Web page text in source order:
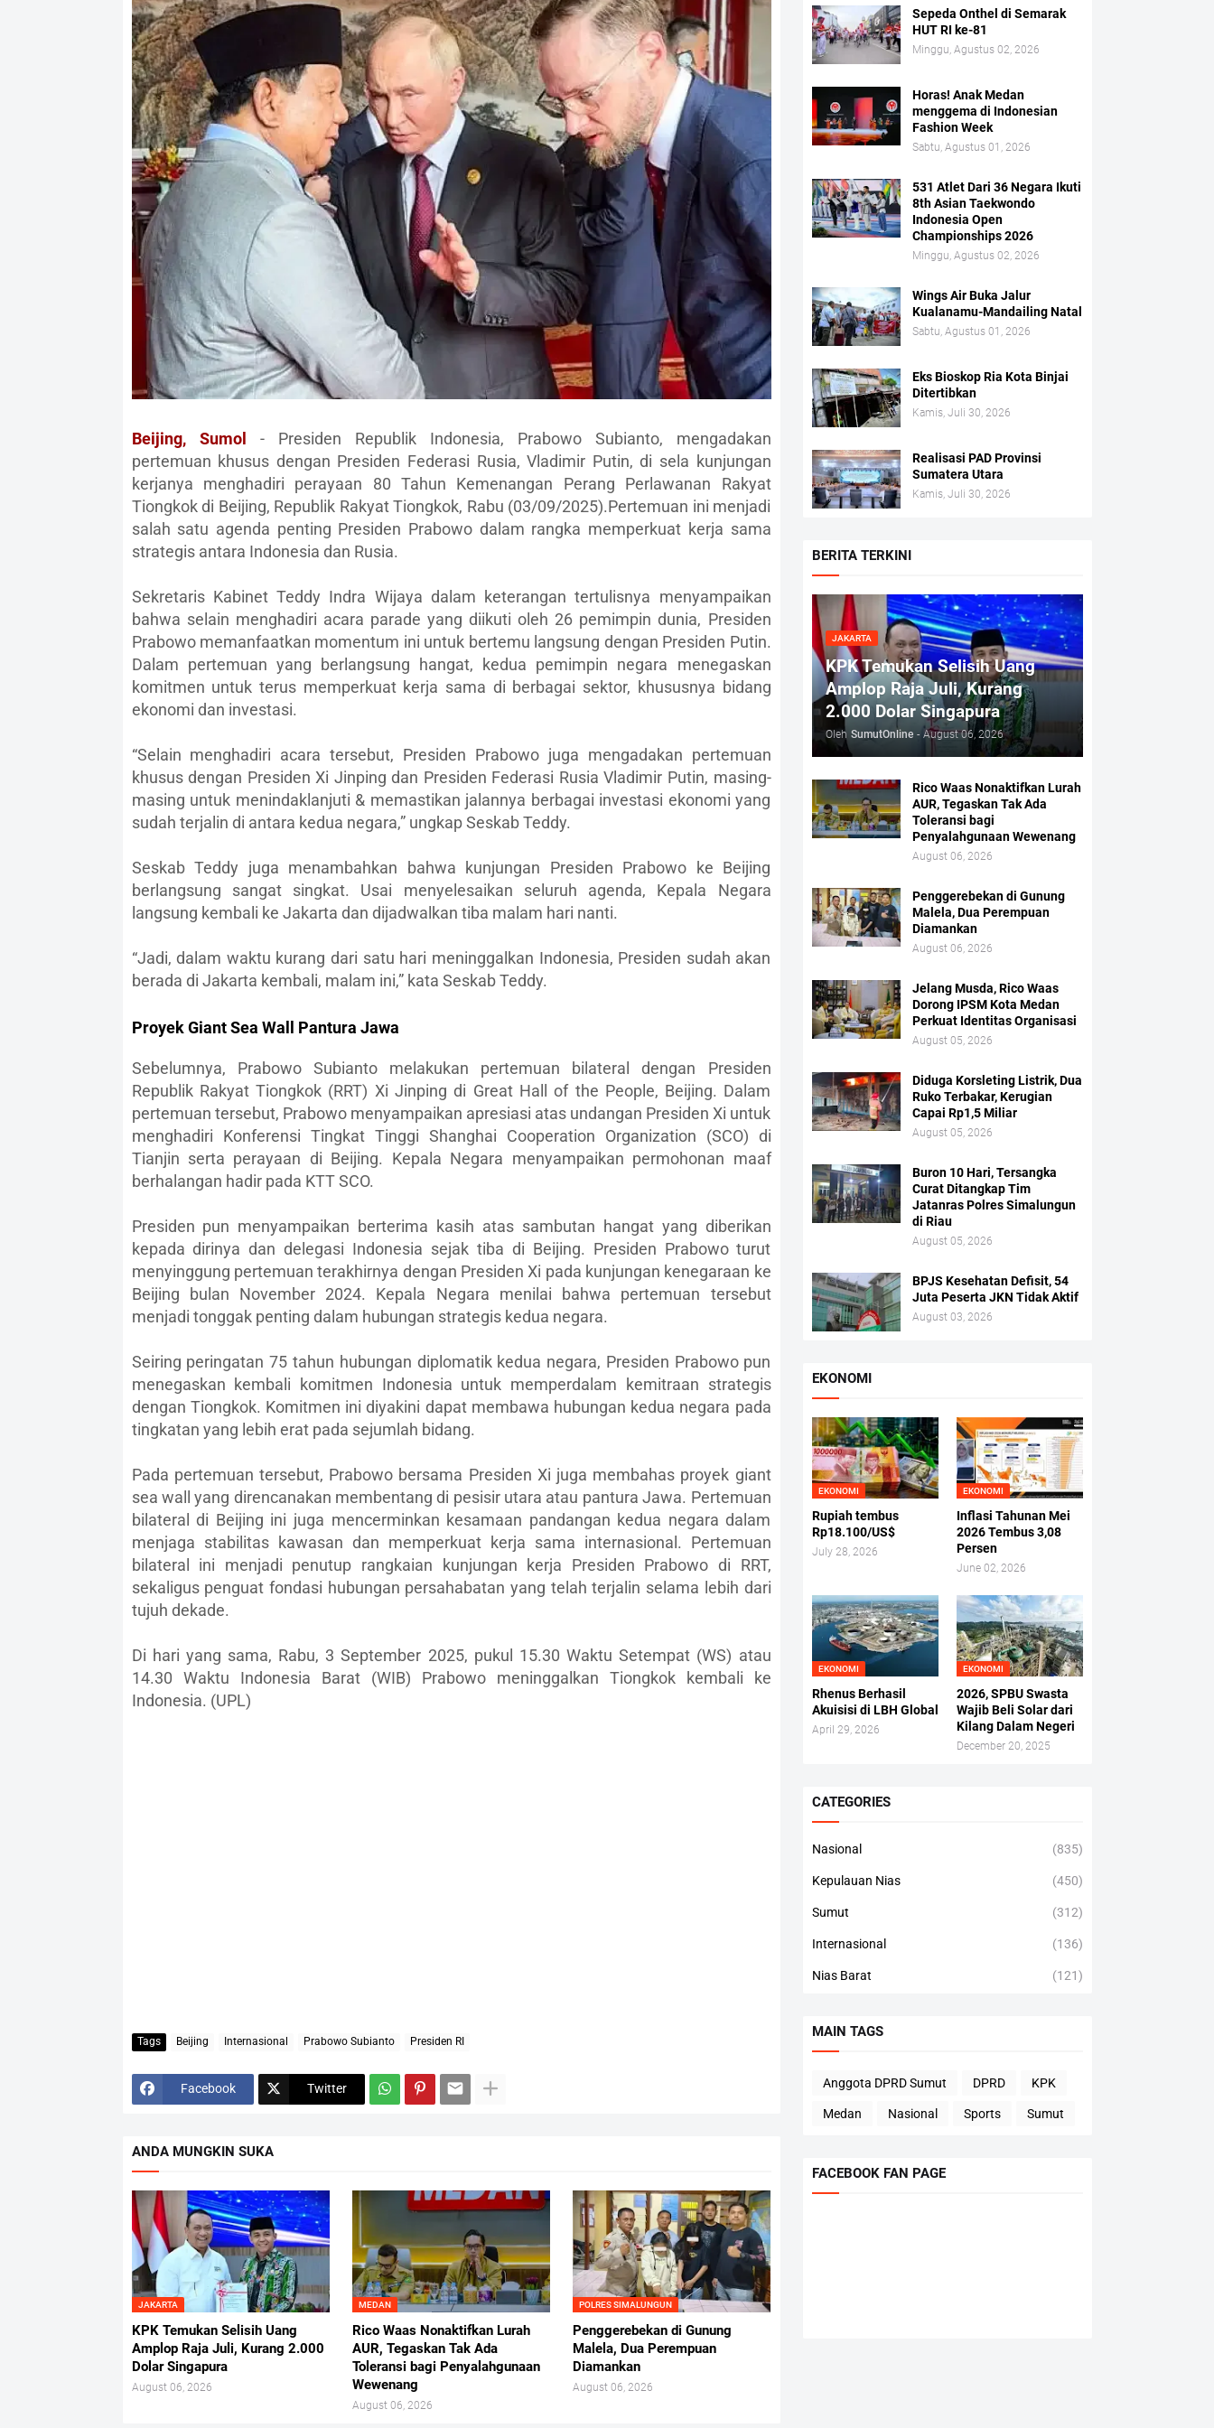
Beijing, Sumol - Presiden Republik Indonesia, Prabowo Subianto, mengadakan
pertemuan khusus dengan Presiden Federasi Rusia, Vladimir Putin, di sela kunjungan
kerjanya menghadiri perayaan 80 Tahun Kemenangan Perang Perlawanan Rakyat
Tiongkok di Beijing, Republik Rakyat Tiongkok, Rabu (03/09/2025).Pertemuan ini menjadi
salah satu agenda penting Presiden Prabowo dalam rangka memperkuat kerja sama
strategis antara Indonesia dan Rusia.
Sekretaris Kabinet Teddy Indra Wijaya dalam keterangan tertulisnya menyampaikan
bahwa selain menghadiri acara parade yang diikuti oleh 26 pemimpin dunia, Presiden
Prabowo memanfaatkan momentum ini untuk bertemu langsung dengan Presiden Putin.
Dalam pertemuan yang berlangsung hangat, kedua pemimpin negara menegaskan
komitmen untuk terus memperkuat kerja sama di berbagai sektor, khususnya bidang
ekonomi dan investasi.
“Selain menghadiri acara tersebut, Presiden Prabowo juga mengadakan pertemuan
khusus dengan Presiden Xi Jinping dan Presiden Federasi Rusia Vladimir Putin, masing-
masing untuk menindaklanjuti & memastikan jalannya berbagai investasi ekonomi yang
sudah terjalin di antara kedua negara,” ungkap Seskab Teddy.
Seskab Teddy juga menambahkan bahwa kunjungan Presiden Prabowo ke Beijing
berlangsung sangat singkat. Usai menyelesaikan seluruh agenda, Kepala Negara
langsung kembali ke Jakarta dan dijadwalkan tiba malam hari nanti.
“Jadi, dalam waktu kurang dari satu hari meninggalkan Indonesia, Presiden sudah akan
berada di Jakarta kembali, malam ini,” kata Seskab Teddy.
Proyek Giant Sea Wall Pantura Jawa
Sebelumnya, Prabowo Subianto melakukan pertemuan bilateral dengan Presiden
Republik Rakyat Tiongkok (RRT) Xi Jinping di Great Hall of the People, Beijing. Dalam
pertemuan tersebut, Prabowo menyampaikan apresiasi atas undangan Presiden Xi untuk
menghadiri Konferensi Tingkat Tinggi Shanghai Cooperation Organization (SCO) di
Tianjin serta perayaan di Beijing. Kepala Negara menyampaikan permohonan maaf
berhalangan hadir pada KTT SCO.
Presiden pun menyampaikan berterima kasih atas sambutan hangat yang diberikan
kepada dirinya dan delegasi Indonesia sejak tiba di Beijing. Presiden Prabowo turut
menyinggung pertemuan terakhirnya dengan Presiden Xi pada kunjungan kenegaraan ke
Beijing bulan November 2024. Kepala Negara menilai bahwa pertemuan tersebut
menjadi tonggak penting dalam hubungan strategis kedua negara.
Seiring peringatan 75 tahun hubungan diplomatik kedua negara, Presiden Prabowo pun
menegaskan kembali komitmen Indonesia untuk memperdalam kemitraan strategis
dengan Tiongkok. Komitmen ini diyakini dapat membawa hubungan kedua negara pada
tingkatan yang lebih erat pada sejumlah bidang.
Pada pertemuan tersebut, Prabowo bersama Presiden Xi juga membahas proyek giant
sea wall yang direncanakan membentang di pesisir utara atau pantura Jawa. Pertemuan
bilateral di Beijing ini juga mencerminkan kesamaan pandangan kedua negara dalam
menjaga stabilitas kawasan dan memperkuat kerja sama internasional. Pertemuan
bilateral ini menjadi penutup rangkaian kunjungan kerja Presiden Prabowo di RRT,
sekaligus penguat fondasi hubungan persahabatan yang telah terjalin selama lebih dari
tujuh dekade.
Di hari yang sama, Rabu, 3 September 2025, pukul 15.30 Waktu Setempat (WS) atau
14.30 Waktu Indonesia Barat (WIB) Prabowo meninggalkan Tiongkok kembali ke
Indonesia. (UPL)
Tags Beijing Internasional Prabowo Subianto Presiden RI
Facebook Twitter
ANDA MUNGKIN SUKA
JAKARTA
KPK Temukan Selisih Uang
Amplop Raja Juli, Kurang 2.000
Dolar Singapura
August 06, 2026
MEDAN
Rico Waas Nonaktifkan Lurah
AUR, Tegaskan Tak Ada
Toleransi bagi Penyalahgunaan
Wewenang
August 06, 2026
POLRES SIMALUNGUN
Penggerebekan di Gunung
Malela, Dua Perempuan
Diamankan
August 06, 2026
Sepeda Onthel di Semarak
HUT RI ke-81
Minggu, Agustus 02, 2026
Horas! Anak Medan
menggema di Indonesian
Fashion Week
Sabtu, Agustus 01, 2026
531 Atlet Dari 36 Negara Ikuti
8th Asian Taekwondo
Indonesia Open
Championships 2026
Minggu, Agustus 02, 2026
Wings Air Buka Jalur
Kualanamu-Mandailing Natal
Sabtu, Agustus 01, 2026
Eks Bioskop Ria Kota Binjai
Ditertibkan
Kamis, Juli 30, 2026
Realisasi PAD Provinsi
Sumatera Utara
Kamis, Juli 30, 2026
BERITA TERKINI
JAKARTA
KPK Temukan Selisih Uang
Amplop Raja Juli, Kurang
2.000 Dolar Singapura
Oleh SumutOnline - August 06, 2026
Rico Waas Nonaktifkan Lurah
AUR, Tegaskan Tak Ada
Toleransi bagi
Penyalahgunaan Wewenang
August 06, 2026
Penggerebekan di Gunung
Malela, Dua Perempuan
Diamankan
August 06, 2026
Jelang Musda, Rico Waas
Dorong IPSM Kota Medan
Perkuat Identitas Organisasi
August 05, 2026
Diduga Korsleting Listrik, Dua
Ruko Terbakar, Kerugian
Capai Rp1,5 Miliar
August 05, 2026
Buron 10 Hari, Tersangka
Curat Ditangkap Tim
Jatanras Polres Simalungun
di Riau
August 05, 2026
BPJS Kesehatan Defisit, 54
Juta Peserta JKN Tidak Aktif
August 03, 2026
EKONOMI
EKONOMI
Rupiah tembus
Rp18.100/US$
July 28, 2026
EKONOMI
Inflasi Tahunan Mei
2026 Tembus 3,08
Persen
June 02, 2026
EKONOMI
Rhenus Berhasil
Akuisisi di LBH Global
April 29, 2026
EKONOMI
2026, SPBU Swasta
Wajib Beli Solar dari
Kilang Dalam Negeri
December 20, 2025
CATEGORIES
Nasional (835)
Kepulauan Nias (450)
Sumut (312)
Internasional (136)
Nias Barat (121)
MAIN TAGS
Anggota DPRD Sumut DPRD KPK
Medan Nasional Sports Sumut
FACEBOOK FAN PAGE